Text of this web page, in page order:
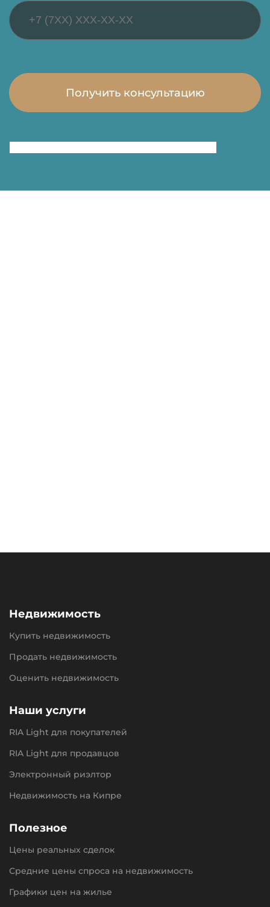
Недвижимость
Купить недвижимость
Продать недвижимость
Оценить недвижимость
Наши услуги
RIA Light для покупателей
RIA Light для продавцов
Электронный риэлтор
Недвижимость на Кипре
Полезное
Цены реальных сделок
Средние цены спроса на недвижимость
Графики цен на жилье